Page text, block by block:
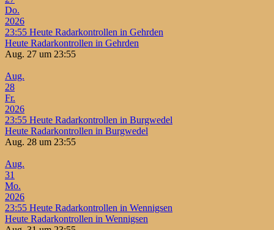
Do.
2026
23:55 Heute Radarkontrollen in Gehrden
Heute Radarkontrollen in Gehrden
Aug. 27 um 23:55
Aug.
28
Fr.
2026
23:55 Heute Radarkontrollen in Burgwedel
Heute Radarkontrollen in Burgwedel
Aug. 28 um 23:55
Aug.
31
Mo.
2026
23:55 Heute Radarkontrollen in Wennigsen
Heute Radarkontrollen in Wennigsen